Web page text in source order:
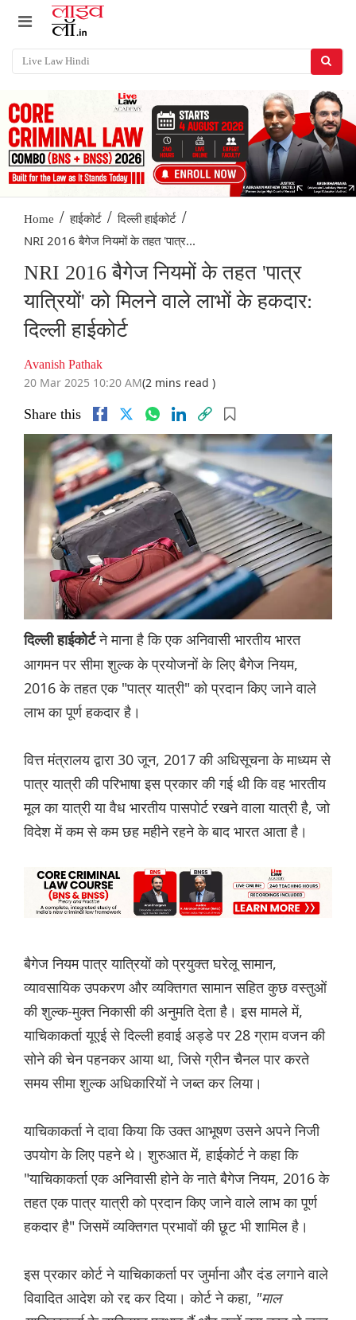
Home / हाईकोर्ट / दिल्ली हाईकोर्ट /
NRI 2016 बैगेज नियमों के तहत 'पात्र...
NRI 2016 बैगेज नियमों के तहत 'पात्र
यात्रियों' को मिलने वाले लाभों के हकदार:
दिल्ली हाईकोर्ट
Avanish Pathak
20 Mar 2025 10:20 AM(2 mins read )
Share this
दिल्ली हाईकोर्टने माना है कि एक अनिवासी भारतीय भारत
आगमन पर सीमा शुल्क के प्रयोजनों के लिए बैगेज नियम,
2016 के तहत एक "पात्र यात्री" को प्रदान किए जाने वाले
लाभ का पूर्ण हकदार है।
वित्त मंत्रालय द्वारा 30 जून, 2017 की अधिसूचना के माध्यम से
पात्र यात्री की परिभाषा इस प्रकार की गई थी कि वह भारतीय
मूल का यात्री या वैध भारतीय पासपोर्ट रखने वाला यात्री है, जो
विदेश में कम से कम छह महीने रहने के बाद भारत आता है।
बैगेज नियम पात्र यात्रियों को प्रयुक्त घरेलू सामान,
व्यावसायिक उपकरण और व्यक्तिगत सामान सहित कुछ वस्तुओं
की शुल्क-मुक्त निकासी की अनुमति देता है। इस मामले में,
याचिकाकर्ता यूएई से दिल्ली हवाई अड्डे पर 28 ग्राम वजन की
सोने की चेन पहनकर आया था, जिसे ग्रीन चैनल पार करते
समय सीमा शुल्क अधिकारियों ने जब्त कर लिया।
याचिकाकर्ता ने दावा किया कि उक्त आभूषण उसने अपने निजी
उपयोग के लिए पहने थे। शुरुआत में, हाईकोर्ट ने कहा कि
"याचिकाकर्ता एक अनिवासी होने के नाते बैगेज नियम, 2016 के
तहत एक पात्र यात्री को प्रदान किए जाने वाले लाभ का पूर्ण
हकदार है" जिसमें व्यक्तिगत प्रभावों की छूट भी शामिल है।
इस प्रकार कोर्ट ने याचिकाकर्ता पर जुर्माना और दंड लगाने वाले
विवादित आदेश को रद्द कर दिया। कोर्ट ने कहा, "माल